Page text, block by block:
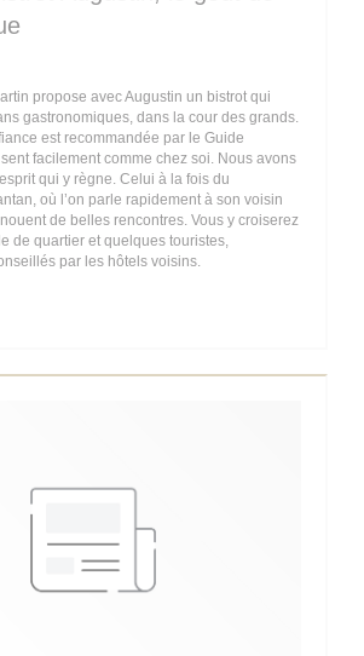
propose avec Augustin un bistrot qui
gastronomiques, dans la cour des grands.
est recommandée par le Guide
sent facilement comme chez soi. Nous avons
qui y règne. Celui à la fois du
où l’on parle rapidement à son voisin
de belles rencontres. Vous y croiserez
de quartier et quelques touristes,
par les hôtels voisins.
ウィンドウで開きます))